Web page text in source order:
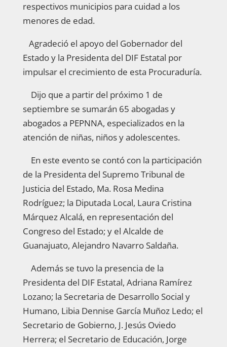
respectivos municipios para cuidad a los
menores de edad.
Agradeció el apoyo del Gobernador del
Estado y la Presidenta del DIF Estatal por
impulsar el crecimiento de esta Procuraduría.
Dijo que a partir del próximo 1 de
septiembre se sumarán 65 abogadas y
abogados a PEPNNA, especializados en la
atención de niñas, niños y adolescentes.
En este evento se contó con la participación
de la Presidenta del Supremo Tribunal de
Justicia del Estado, Ma. Rosa Medina
Rodríguez; la Diputada Local, Laura Cristina
Márquez Alcalá, en representación del
Congreso del Estado; y el Alcalde de
Guanajuato, Alejandro Navarro Saldaña.
Además se tuvo la presencia de la
Presidenta del DIF Estatal, Adriana Ramírez
Lozano; la Secretaria de Desarrollo Social y
Humano, Libia Dennise García Muñoz Ledo; el
Secretario de Gobierno, J. Jesús Oviedo
Herrera; el Secretario de Educación, Jorge